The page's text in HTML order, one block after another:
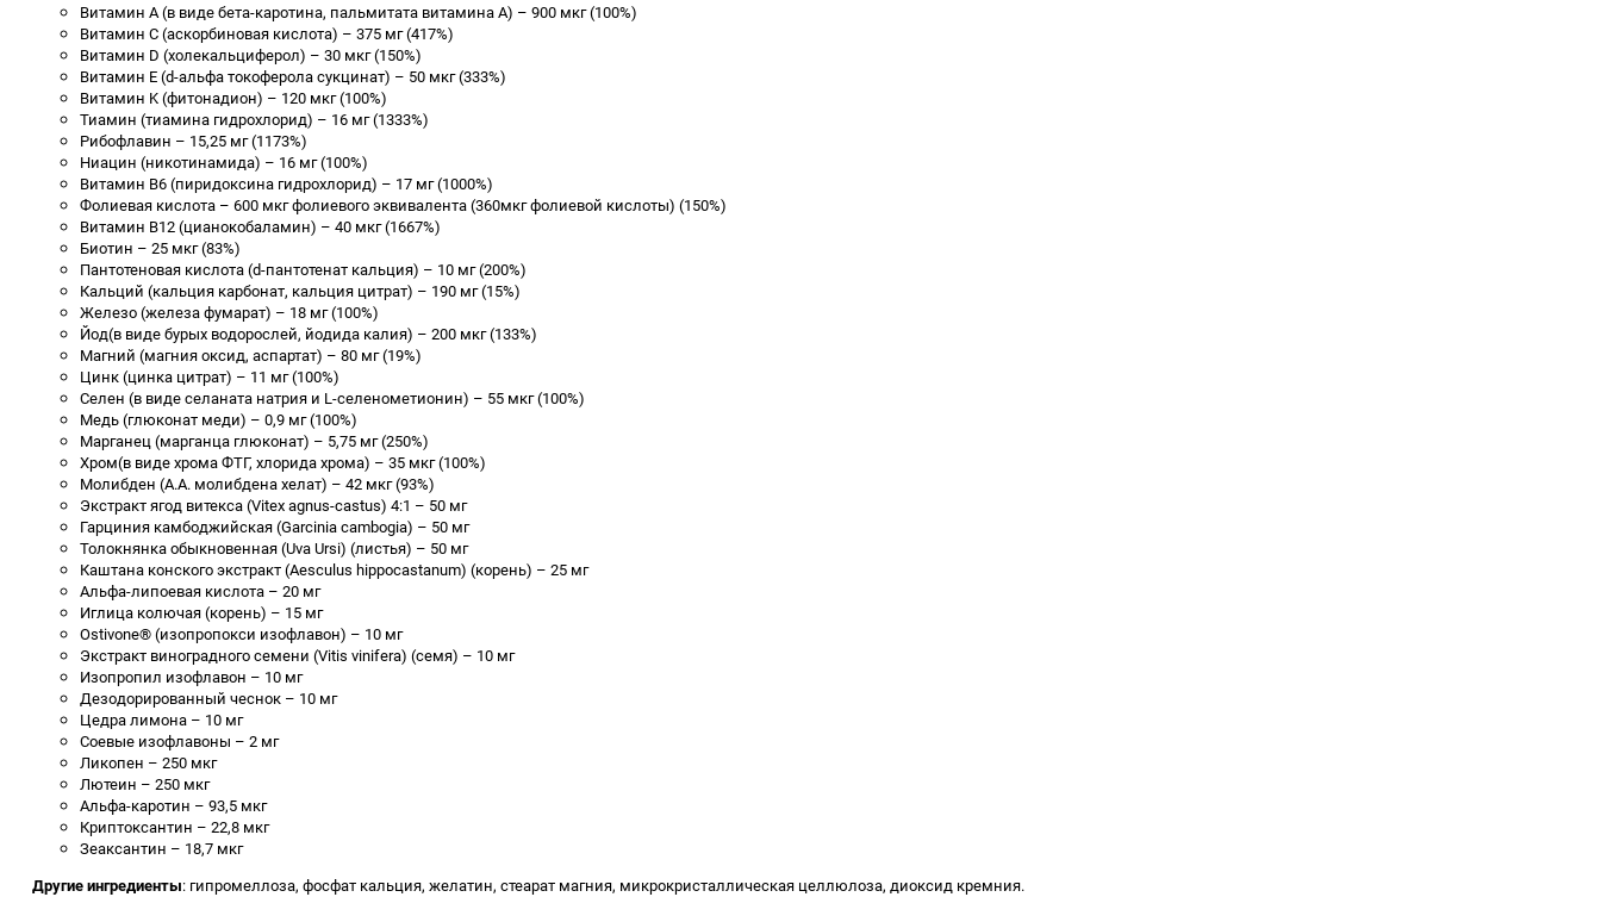
Витамин A (в виде бета-каротина, пальмитата витамина А) – 900 мкг (100%)
Витамин C (аскорбиновая кислота) – 375 мг (417%)
Витамин D (холекальциферол) – 30 мкг (150%)
Витамин E (d-альфа токоферола сукцинат) – 50 мкг (333%)
Витамин K (фитонадион) – 120 мкг (100%)
Тиамин (тиамина гидрохлорид) – 16 мг (1333%)
Рибофлавин – 15,25 мг (1173%)
Ниацин (никотинамида) – 16 мг (100%)
Витамин B6 (пиридоксина гидрохлорид) – 17 мг (1000%)
Фолиевая кислота – 600 мкг фолиевого эквивалента (360мкг фолиевой кислоты) (150%)
Витамин B12 (цианокобаламин) – 40 мкг (1667%)
Биотин – 25 мкг (83%)
Пантотеновая кислота (d-пантотенат кальция) – 10 мг (200%)
Кальций (кальция карбонат, кальция цитрат) – 190 мг (15%)
Железо (железа фумарат) – 18 мг (100%)
Йод(в виде бурых водорослей, йодида калия) – 200 мкг (133%)
Магний (магния оксид, аспартат) – 80 мг (19%)
Цинк (цинка цитрат) – 11 мг (100%)
Селен (в виде селаната натрия и L-селенометионин) – 55 мкг (100%)
Медь (глюконат меди) – 0,9 мг (100%)
Марганец (марганца глюконат) – 5,75 мг (250%)
Хром(в виде хрома ФТГ, хлорида хрома) – 35 мкг (100%)
Молибден (А.А. молибдена хелат) – 42 мкг (93%)
Экстракт ягод витекса (Vitex agnus-castus) 4:1 – 50 мг
Гарциния камбоджийская (Garcinia cambogia) – 50 мг
Толокнянка обыкновенная (Uva Ursi) (листья) – 50 мг
Каштана конского экстракт (Aesculus hippocastanum) (корень) – 25 мг
Альфа-липоевая кислота – 20 мг
Иглица колючая (корень) – 15 мг
Ostivone® (изопропокси изофлавон) – 10 мг
Экстракт виноградного семени (Vitis vinifera) (семя) – 10 мг
Изопропил изофлавон – 10 мг
Дезодорированный чеснок – 10 мг
Цедра лимона – 10 мг
Соевые изофлавоны – 2 мг
Ликопен – 250 мкг
Лютеин – 250 мкг
Альфа-каротин – 93,5 мкг
Криптоксантин – 22,8 мкг
Зеаксантин – 18,7 мкг
Другие ингредиенты: гипромеллоза, фосфат кальция, желатин, стеарат магния, микрокристаллическая целлюлоза, диоксид кремния.